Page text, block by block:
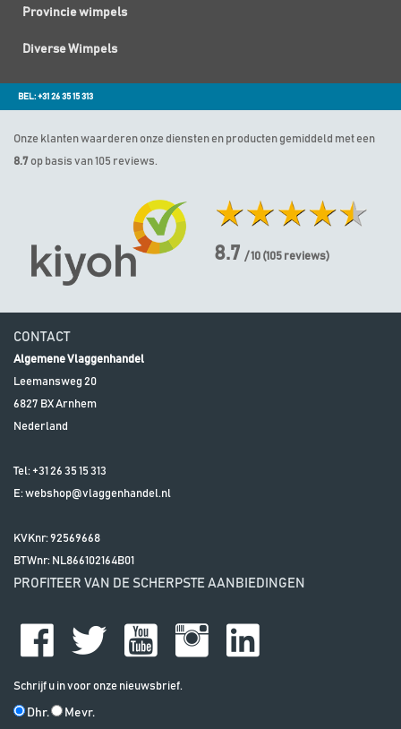
Provincie wimpels
Diverse Wimpels
BEL: +31 26 35 15 313
Onze klanten waarderen onze diensten en producten gemiddeld met een
8.7 op basis van 105 reviews.
8.7 / 10 (105 reviews)
CONTACT
Algemene Vlaggenhandel
Leemansweg 20
6827 BXArnhem
Nederland
Tel: +31 26 35 15 313
E:webshop@vlaggenhandel.nl
KVKnr: 92569668
BTWnr: NL866102164B01
PROFITEER VAN DE SCHERPSTE AANBIEDINGEN
Schrijf u in voor onze nieuwsbrief.
Dhr. Mevr.